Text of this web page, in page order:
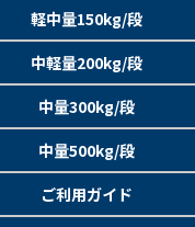
、グレー
ボルト 特長
セミボルト 特長
ルト 特長
軽中量150kg/段
一覧
中軽量200kg/段
中量300kg/段
グリーン中量500kg/段
グリーンご利用ガイド